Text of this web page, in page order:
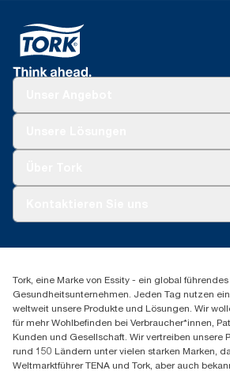
Spenderreklamation
+43 (0) 8 10-22 00 84
Essity Austria Vertriebs GmbH
Am Europlatz 2
1120 Wien
Mo-Do 8:00-16:30 | Fr 8:00-15:00
GLN: 9011111000026
Tork, eine Marke von Essity - ein global
Gesundheitsunternehmen. Jeden Tag nutzen
weltweit unsere Produkte und Lösungen. Wir
für mehr Wohlbefinden bei Verbraucher*innen,
Kunden und Gesellschaft. Wir vertreiben unsere
rund 150 Ländern unter vielen starken Marken,
Weltmarktführer TENA und Tork, aber auch